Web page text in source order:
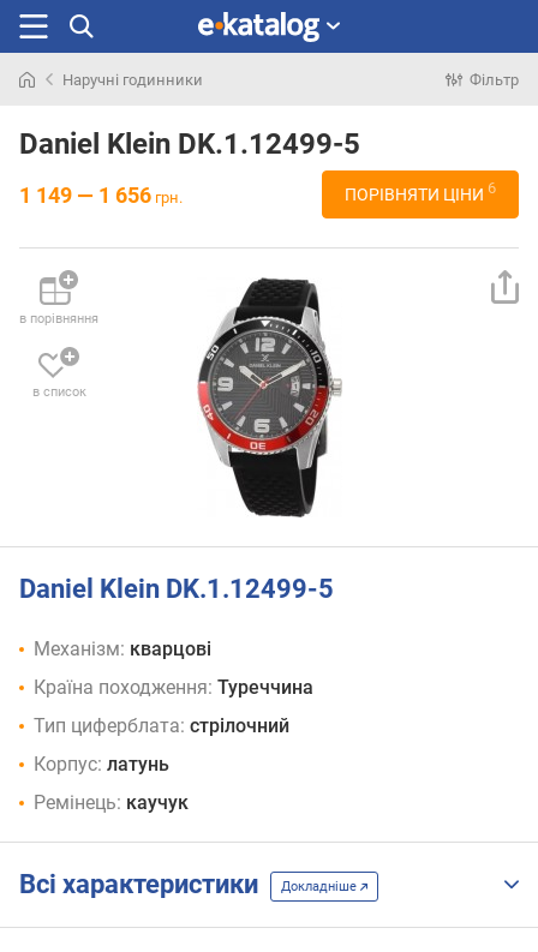
раніше
Наручні годинники Фільтр
Daniel Klein DK.1.12499-5
1 149 — 1 656 грн. ПОРІВНЯТИ ЦІНИ 6
в порівняння
в список
Daniel Klein DK.1.12499-5
Механізм: кварцові
Країна походження: Туреччина
Тип циферблата: стрілочний
Корпус: латунь
Ремінець: каучук
Всі характеристики Докладніше